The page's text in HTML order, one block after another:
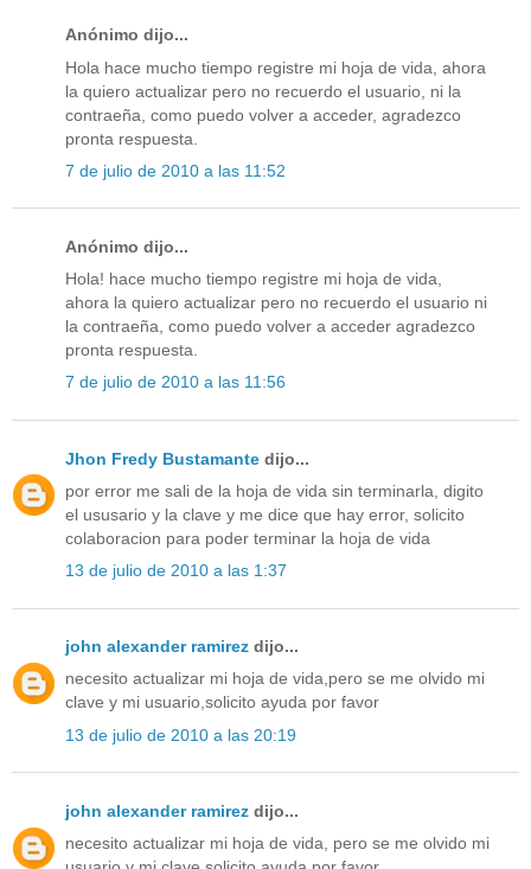
Anónimo dijo...
Hola hace mucho tiempo registre mi hoja de vida, ahora
la quiero actualizar pero no recuerdo el usuario, ni la
contraeña, como puedo volver a acceder, agradezco
pronta respuesta.
7 de julio de 2010 a las 11:52
Anónimo dijo...
Hola! hace mucho tiempo registre mi hoja de vida,
ahora la quiero actualizar pero no recuerdo el usuario ni
la contraeña, como puedo volver a acceder agradezco
pronta respuesta.
7 de julio de 2010 a las 11:56
Jhon Fredy Bustamante dijo...
por error me sali de la hoja de vida sin terminarla, digito
el ususario y la clave y me dice que hay error, solicito
colaboracion para poder terminar la hoja de vida
13 de julio de 2010 a las 1:37
john alexander ramirez dijo...
necesito actualizar mi hoja de vida,pero se me olvido mi
clave y mi usuario,solicito ayuda por favor
13 de julio de 2010 a las 20:19
john alexander ramirez dijo...
necesito actualizar mi hoja de vida, pero se me olvido mi